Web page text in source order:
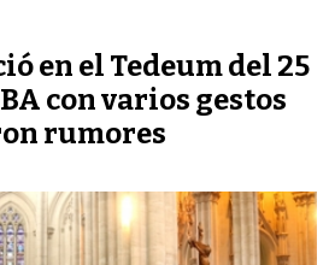
en el Tedeum del 25
con varios gestos
rumores